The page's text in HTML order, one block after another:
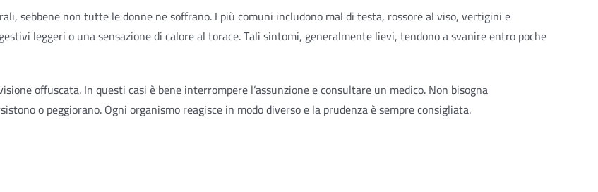
sebbene non tutte le donne ne soffrano. I più comuni includono mal di testa, rossore al viso, vertigini e
leggeri o una sensazione di calore al torace. Tali sintomi, generalmente lievi, tendono a svanire entro poche
offuscata. In questi casi è bene interrompere l’assunzione e consultare un medico. Non bisogna
o peggiorano. Ogni organismo reagisce in modo diverso e la prudenza è sempre consigliata.